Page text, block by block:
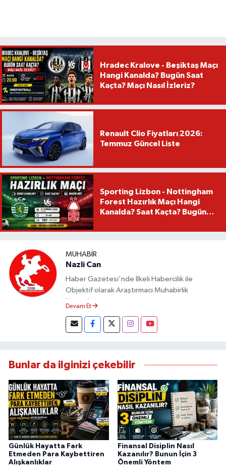
Hradec Kralove - Beşiktaş Maçı
Hangi Kanalda? Bugün Saat
Kaçta? Maçı Nasıl İzleriz?
Renault Clio Fiyatları 2026:
Temmuz Güncel Liste
Sporting Lizbon - Nottingham
Forest Hazırlık Maçı Hangi
Kanalda? Saat Kaçta? Bugün
MUHABIR
Nazli Can
Haber Gazetesi'nde İlkeli Habercilik ile
Objektif olarak Araştırmacı Muhabirlik
Yapmaktayım.
Devam Et
Bunlar da ilginizi çekebilir
Günlük Hayatta Fark
Etmeden Para Kaybettiren
Alışkanlıklar
Finansal Disiplin Nasıl
Kazanılır? Bunun İçin 3
Önemli Yöntem